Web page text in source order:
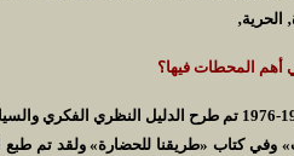
الحرية‚
أهم المحطات فيها؟
ــ بإيجاز شديد اقول في الفترة من 1967-1976 تم طرح
كتاب «طريقنا للحضارة» ولقد تم طبع